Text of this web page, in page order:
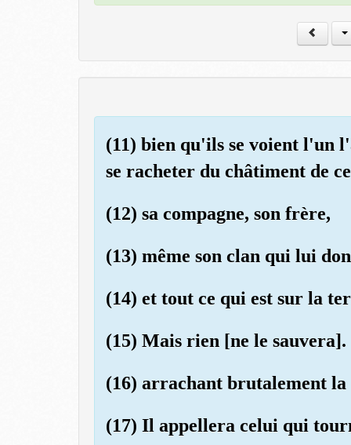
(11) bien qu'ils se voient
se racheter du châtiment de
(12) sa compagne, son frère,
(13) même son clan qui lui
(14) et tout ce qui est sur la
(15) Mais rien [ne le
(16) arrachant brutalement la
(17) Il appellera celui qui